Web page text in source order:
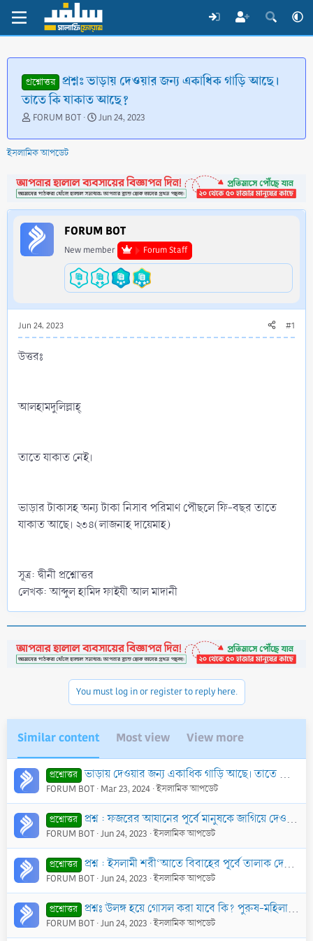
প্রশ্নোত্তর প্রশ্নঃ ভাড়ায় দেওয়ার জন্য একাধিক গাড়ি আছে।
তাতে কি যাকাত আছে?
T
r
e
d
s
t
a
r
t
FORUM BOT
S
a
d
a
t
e
Jun 24, 2023
ইসলামিক আপডেট
FORUM BOT
New member Forum Staff
Jun 24, 2023 #1
উত্তরঃ
আলহামদুলিল্লাহ্‌
তাতে যাকাত নেই।
ভাড়ার টাকাসহ অন্য টাকা নিসাব পরিমাণ পৌছলে ফি-বছর তাতে
যাকাত আছে। ২৩৪(লাজনাহ দায়েমাহ)
সূত্র: দ্বীনী প্রশ্নোত্তর
লেখক: আব্দুল হামিদ ফাইযী আল মাদানী
You must log in or register to reply here.
Similar content Most view View more
প্রশ্নোত্তর ভাড়ায় দেওয়ার জন্য একাধিক গাড়ি আছে। তাতে কি যাকাত আছে?
FORUM BOT Mar 23, 2024 ইসলামিক আপডেট
প্রশ্নোত্তর প্রশ্ন : ফজরের আযানের পূর্বে মানুষকে জাগিয়ে দেওয়ার জন্য মসজিদের মাইকে কুরআন তেলাওয়াত, দো‘আ বা ইসলামী গান গাওয়া যাবে কি?
FORUM BOT Jun 24, 2023 ইসলামিক আপডেট
প্রশ্নোত্তর প্রশ্ন : ইসলামী শরী‘আতে বিবাহের পূর্বে তালাক দেওয়ার কোন নিয়ম আছে কি? যেমন কোন ব্যক্তি যদি তার বাগদত্তা অর্থাৎ যাকে বিয়ের জন্য প্রস্তাব করা হয়েছে, তাকে
FORUM BOT Jun 24, 2023 ইসলামিক আপডেট
প্রশ্নোত্তর প্রশ্নঃ উলঙ্গ হয়ে গোসল করা যাবে কি? পুরুষ-মহিলা উলঙ্গ গোসলের ক্ষেত্রে ইসলাম কি বলে?
FORUM BOT Jun 24, 2023 ইসলামিক আপডেট